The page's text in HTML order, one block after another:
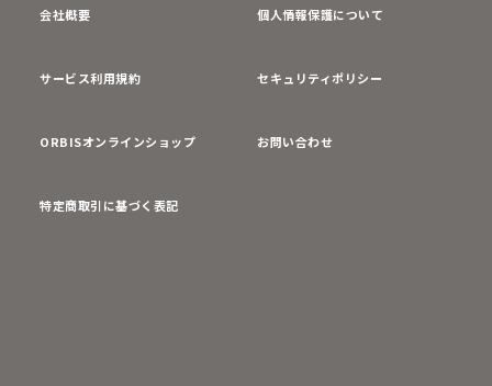
会社概要 個人情報保護について
サービス利用規約 セキュリティポリシー
ORBISオンラインショップ お問い合わせ
特定商取引に基づく表記